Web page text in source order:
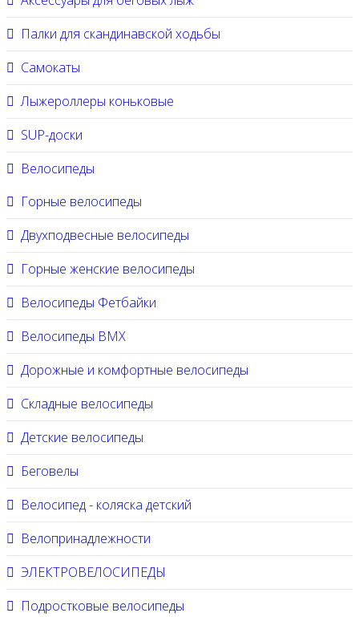
Палки для скандинавской ходьбы
Самокаты
Лыжероллеры коньковые
SUP-доски
Велосипеды
Горные велосипеды
Двухподвесные велосипеды
Горные женские велосипеды
Велосипеды Фетбайки
Велосипеды BMX
Дорожные и комфортные велосипеды
Складные велосипеды
Детские велосипеды
Беговелы
Велосипед - коляска детский
Велопринадлежности
ЭЛЕКТРОВЕЛОСИПЕДЫ
Подростковые велосипеды